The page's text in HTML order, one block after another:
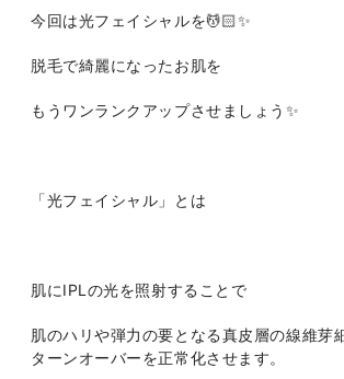
今回は光フェイシャルを💆🏻✨
脱毛で綺麗になったお肌を
もうワンランクアップさせましょう✨
「光フェイシャル」とは
肌にIPLの光を照射することで
肌のハリや弾力の要となる真皮層の線維芽
ターンオーバーを正常化させます。